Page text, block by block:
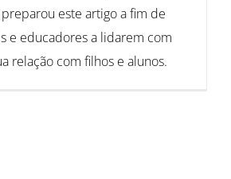
este artigo a fim de
e educadores a lidarem com
relação com filhos e alunos.